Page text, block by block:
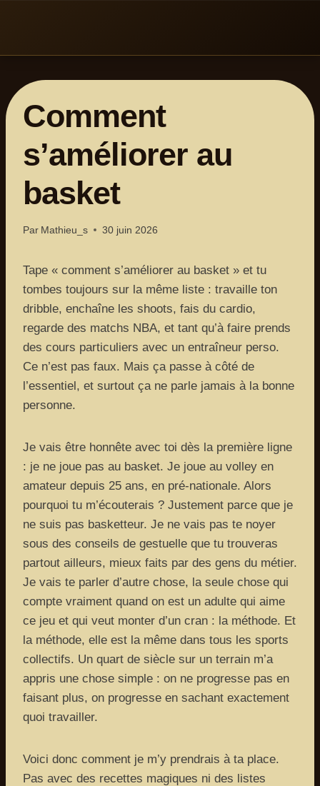
Comment
s’améliorer au
basket
Par Mathieu_s 30 juin 2026
Tape « comment s’améliorer au basket » et tu
tombes toujours sur la même liste : travaille ton
dribble, enchaîne les shoots, fais du cardio,
regarde des matchs NBA, et tant qu’à faire prends
des cours particuliers avec un entraîneur perso.
Ce n’est pas faux. Mais ça passe à côté de
l’essentiel, et surtout ça ne parle jamais à la bonne
personne.
Je vais être honnête avec toi dès la première ligne
: je ne joue pas au basket. Je joue au volley en
amateur depuis 25 ans, en pré-nationale. Alors
pourquoi tu m’écouterais ? Justement parce que je
ne suis pas basketteur. Je ne vais pas te noyer
sous des conseils de gestuelle que tu trouveras
partout ailleurs, mieux faits par des gens du métier.
Je vais te parler d’autre chose, la seule chose qui
compte vraiment quand on est un adulte qui aime
ce jeu et qui veut monter d’un cran : la méthode. Et
la méthode, elle est la même dans tous les sports
collectifs. Un quart de siècle sur un terrain m’a
appris une chose simple : on ne progresse pas en
faisant plus, on progresse en sachant exactement
quoi travailler.
Voici donc comment je m’y prendrais à ta place.
Pas avec des recettes magiques ni des listes